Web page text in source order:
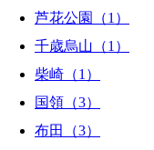
芦花公園（1）
千歳烏山（1）
柴崎（1）
国領（3）
布田（3）